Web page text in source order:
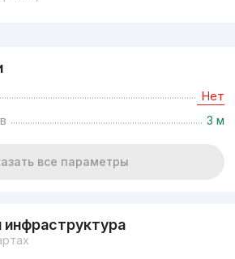
Нет
3 м
все параметры